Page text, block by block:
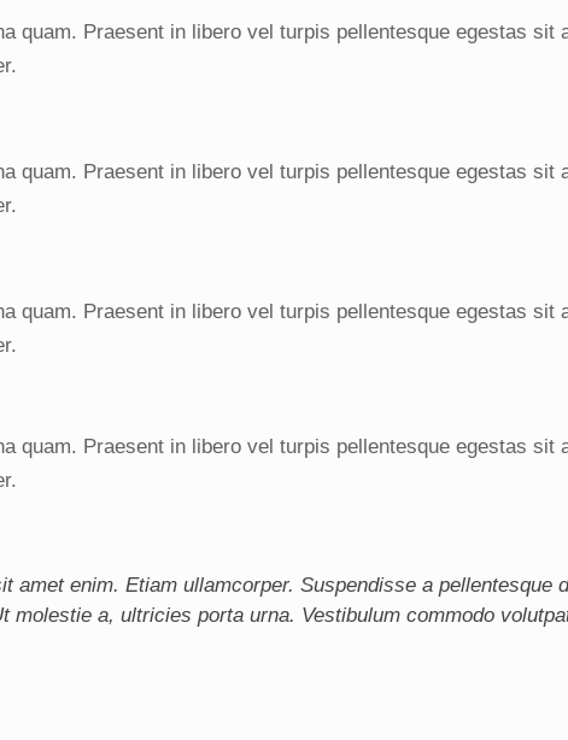
quam. Praesent in libero vel turpis pellentesque egestas
quam. Praesent in libero vel turpis pellentesque egestas
quam. Praesent in libero vel turpis pellentesque egestas
quam. Praesent in libero vel turpis pellentesque egestas
amet enim. Etiam ullamcorper. Suspendisse a
molestie a, ultricies porta urna. Vestibulum commodo